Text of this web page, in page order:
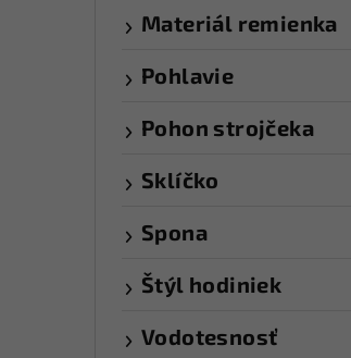
Materiál remienka
Pohlavie
Pohon strojčeka
Sklíčko
Spona
Štýl hodiniek
Vodotesnosť